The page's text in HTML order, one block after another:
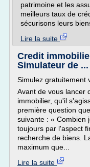
patrimoine et les
meilleurs taux de
sécurisons leurs
Lire la suite
Credit
Simulateur de ...
Simulez gratuitement
Avant de vous lancer
immobilier, qu'il
première question
suivante : « Combien
toujours par l'aspect
recherche de biens.
maximum que...
Lire la suite